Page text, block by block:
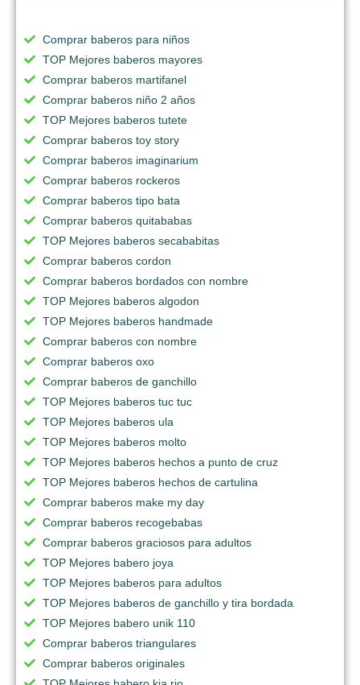
Comprar baberos para niños
TOP Mejores baberos mayores
Comprar baberos martifanel
Comprar baberos niño 2 años
TOP Mejores baberos tutete
Comprar baberos toy story
Comprar baberos imaginarium
Comprar baberos rockeros
Comprar baberos tipo bata
Comprar baberos quitababas
TOP Mejores baberos secababitas
Comprar baberos cordon
Comprar baberos bordados con nombre
TOP Mejores baberos algodon
TOP Mejores baberos handmade
Comprar baberos con nombre
Comprar baberos oxo
Comprar baberos de ganchillo
TOP Mejores baberos tuc tuc
TOP Mejores baberos ula
TOP Mejores baberos molto
TOP Mejores baberos hechos a punto de cruz
TOP Mejores baberos hechos de cartulina
Comprar baberos make my day
Comprar baberos recogebabas
Comprar baberos graciosos para adultos
TOP Mejores babero joya
TOP Mejores baberos para adultos
TOP Mejores baberos de ganchillo y tira bordada
TOP Mejores babero unik 110
Comprar baberos triangulares
Comprar baberos originales